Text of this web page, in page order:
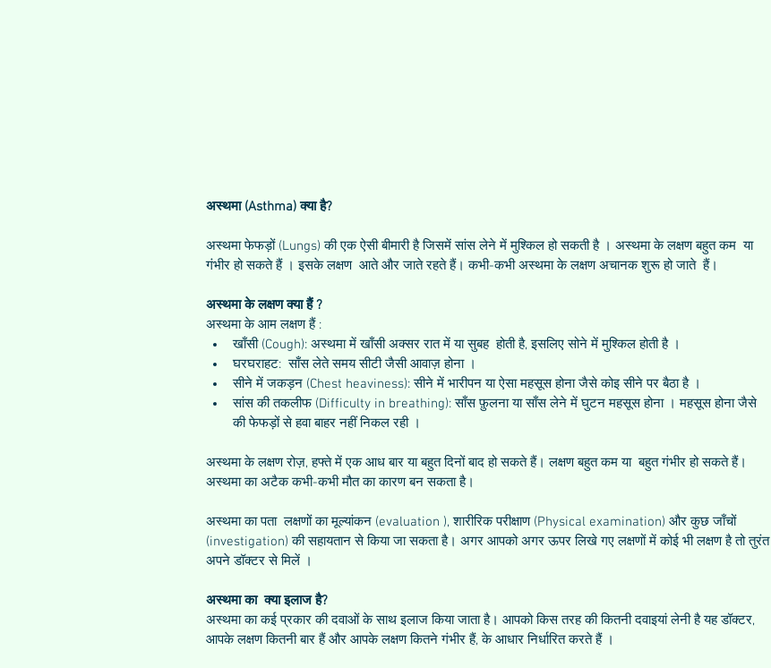
अस्थमा (Asthma) क्या है?
अस्थमा फेफड़ों (Lungs) की एक ऐसी बीमारी है जिसमें सांस लेने में मुश्किल हो सकती है । अस्थमा के लक्षण बहुत कम  या
गंभीर हो सकते हैं । इसके लक्षण  आते और जाते रहते हैं। कभी-कभी अस्थमा के लक्षण अचानक शुरू हो जाते  हैं।
अस्थमा के लक्षण क्या हैं ?
अस्थमा के आम लक्षण हैं :
खाँसी (Cough): अस्थमा में खाँसी अक्सर रात में या सुबह  होती है, इसलिए सोने में मुश्किल होती है ।
घरघराहट:  साँस लेते समय सीटी जैसी आवाज़ होना ।
सीने में जकड़न (Chest heaviness): सीने में भारीपन या ऐसा महसूस होना जैसे कोइ सीने पर बैठा है ।
सांस की तकलीफ (Difficulty in breathing): साँस फ़ुलना या साँस लेने में घुटन महसूस होना । महसूस होना जैसे
की फेफड़ों से हवा बाहर नहीं निकल रही ।
अस्थमा के लक्षण रोज़, हफ्ते में एक आध बार या बहुत दिनों बाद हो सकते हैं। लक्षण बहुत कम या  बहुत गंभीर हो सकते हैं।
अस्थमा का अटैक कभी-कभी मौत का कारण बन सकता है।
अस्थमा का पता  लक्षणों का मूल्यांकन (evaluation ), शारीरिक परीक्षाण (Physical examination) और कुछ जाँचों
(investigation) की सहायतान से किया जा सकता है। अगर आपको अगर ऊपर लिखे गए लक्षणों में कोई भी लक्षण है तो तुरंत
अपने डॉक्टर से मिलें ।
अस्थमा का  क्या इलाज है?
अस्थमा का कई प्रकार की दवाओं के साथ इलाज किया जाता है। आपको किस तरह की कितनी दवाइयां लेनी है यह डॉक्टर,
आपके लक्षण कितनी बार हैं और आपके लक्षण कितने गंभीर हैं, के आधार निर्धारित करते हैं ।